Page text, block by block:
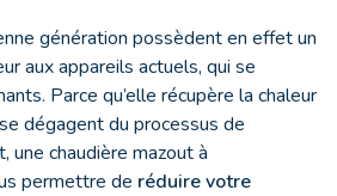
génération possèdent en effet un
aux appareils actuels, qui se
Parce qu’elle récupère la chaleur
dégagent du processus de
une chaudière mazout à
permettre de réduire votre